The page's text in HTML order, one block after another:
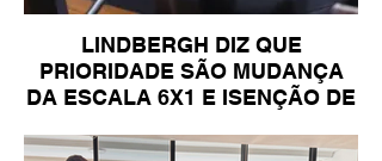
LINDBERGH DIZ QUE
PRIORIDADE SÃO MUDANÇA
DA ESCALA 6X1 E ISENÇÃO DE